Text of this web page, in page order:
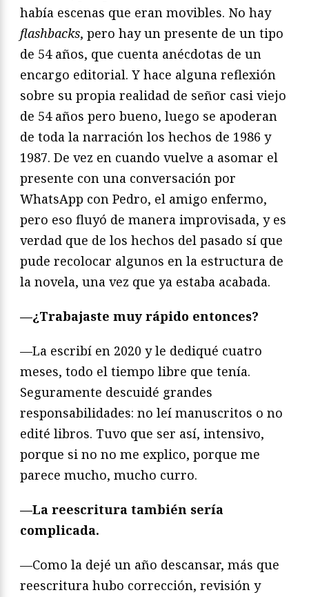
había escenas que eran movibles. No hay
flashbacks, pero hay un presente de un tipo
de 54 años, que cuenta anécdotas de un
encargo editorial. Y hace alguna reflexión
sobre su propia realidad de señor casi viejo
de 54 años pero bueno, luego se apoderan
de toda la narración los hechos de 1986 y
1987. De vez en cuando vuelve a asomar el
presente con una conversación por
WhatsApp con Pedro, el amigo enfermo,
pero eso fluyó de manera improvisada, y es
verdad que de los hechos del pasado sí que
pude recolocar algunos en la estructura de
la novela, una vez que ya estaba acabada.
—¿Trabajaste muy rápido entonces?
—La escribí en 2020 y le dediqué cuatro
meses, todo el tiempo libre que tenía.
Seguramente descuidé grandes
responsabilidades: no leí manuscritos o no
edité libros. Tuvo que ser así, intensivo,
porque si no no me explico, porque me
parece mucho, mucho curro.
—La reescritura también sería
complicada.
—Como la dejé un año descansar, más que
reescritura hubo corrección, revisión y